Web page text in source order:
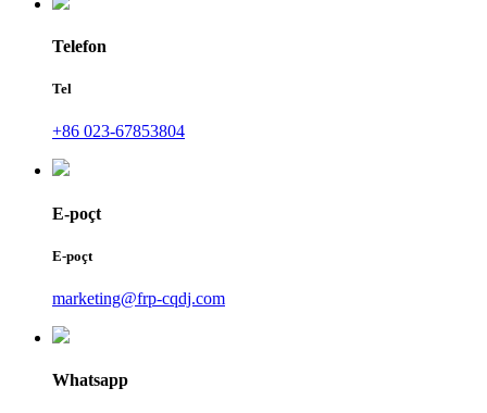
Telefon
Tel
+86 023-67853804
E-poçt
E-poçt
marketing@frp-cqdj.com
Whatsapp